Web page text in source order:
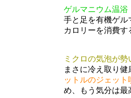
ゲルマニウム温浴
手と足を有機ゲル
カロリーを消費す
ミクロの気泡が
まさに冷え取り健
ットルのジェット
め、もう気分は最